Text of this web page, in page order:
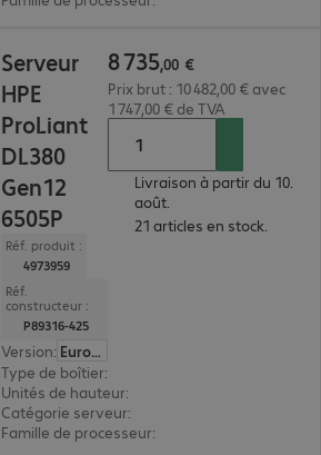
Serveur
HPE
ProLiant
DL380
Gen12
6505P
Réf. produit :
4973959
Réf.
constructeur :
P89316-425
Version:
Europe
Type de boîtier:
Unités de hauteur:
Catégorie serveur:
Famille de processeur:
8735,00 €
Prix brut : 10 482,00 € avec
1 747,00 € de TVA
Livraison à partir du 10.
août.
21 articles en stock.